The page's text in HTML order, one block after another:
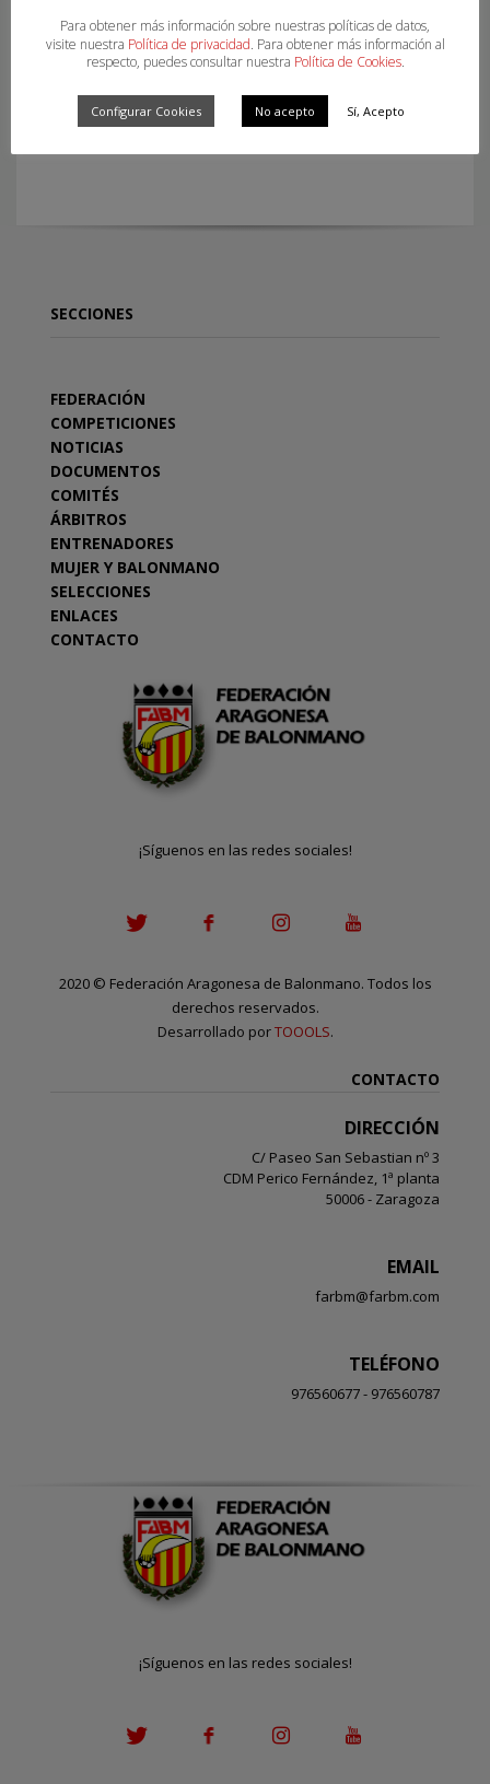
CURSO DE ÁRBITRO DE BASE Y ANOTADOR-
SECCIONES
FEDERACIÓN
COMPETICIONES
NOTICIAS
DOCUMENTOS
COMITÉS
ÁRBITROS
ENTRENADORES
MUJER Y BALONMANO
SELECCIONES
ENLACES
CONTACTO
¡Síguenos en las redes sociales!
2020 © Federación Aragonesa de Balonmano. Todos los
derechos reservados.
Desarrollado porTOOOLS.
CONTACTO
DIRECCIÓN
C/ Paseo San Sebastian nº 3
CDM Perico Fernández, 1ª planta
50006 - Zaragoza
EMAIL
farbm@farbm.com
TELÉFONO
976560677 - 976560787
¡Síguenos en las redes sociales!
Para obtener más información sobre nuestras políticas de datos,
visite nuestra Política de privacidad. Para obtener más información al
respecto, puedes consultar nuestra Política de Cookies.
Configurar Cookies No acepto Sí, Acepto